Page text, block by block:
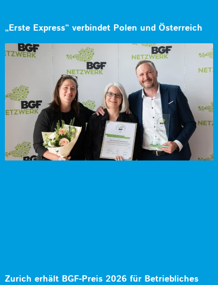
„Erste Express“ verbindet Polen und Österreich
Zurich erhält BGF-Preis 2026 für Betriebliches